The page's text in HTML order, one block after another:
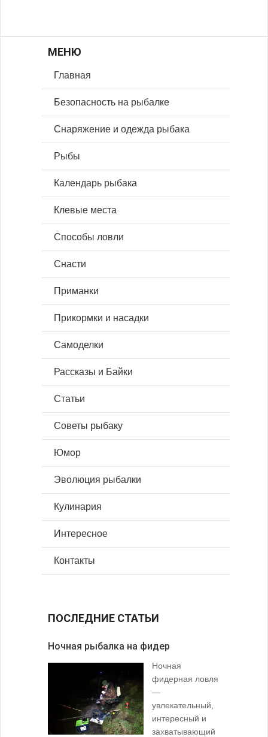
МЕНЮ
Главная
Безопасность на рыбалке
Снаряжение и одежда рыбака
Рыбы
Календарь рыбака
Клевые места
Способы ловли
Снасти
Приманки
Прикормки и насадки
Самоделки
Рассказы и Байки
Статьи
Советы рыбаку
Юмор
Эволюция рыбалки
Кулинария
Интересное
Контакты
ПОСЛЕДНИЕ СТАТЬИ
Ночная рыбалка на фидер
Ночная
фидерная ловля
—
увлекательный,
интересный и
захватывающий